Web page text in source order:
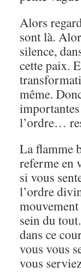
Alors
sont là.
silence,
cette paix.
même.
l’ordre…
La flamme
referme en
si vous
l’ordre
sein du
dans ce
vous vous
vous